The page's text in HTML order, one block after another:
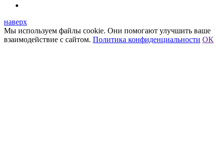
наверх
Мы используем файлы cookie. Они помогают улучшить ваше
взаимодействие с сайтом. Политика конфиденциальности ОК